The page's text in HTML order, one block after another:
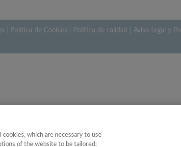
Política de Cookies Política de calidad Aviso Legal y
which are necessary to use
of the website to be tailored;